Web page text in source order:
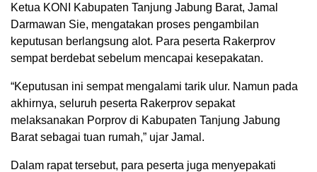
Ketua KONI Kabupaten Tanjung Jabung Barat, Jamal
Darmawan Sie, mengatakan proses pengambilan
keputusan berlangsung alot. Para peserta Rakerprov
sempat berdebat sebelum mencapai kesepakatan.
“Keputusan ini sempat mengalami tarik ulur. Namun pada
akhirnya, seluruh peserta Rakerprov sepakat
melaksanakan Porprov di Kabupaten Tanjung Jabung
Barat sebagai tuan rumah,” ujar Jamal.
Dalam rapat tersebut, para peserta juga menyepakati